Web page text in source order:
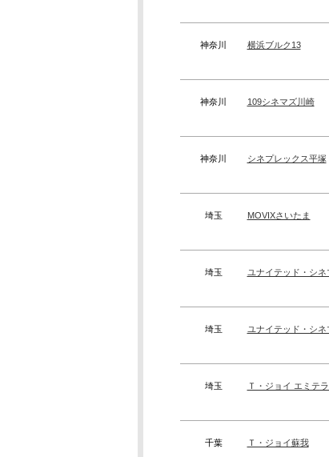
神奈川 横浜ブルク13
神奈川 109シネマズ川崎
神奈川 シネプレックス平塚
埼玉 MOVIXさいたま
埼玉 ユナイテッド・シネ
埼玉 ユナイテッド・シネ
埼玉 Ｔ・ジョイ エミテ
千葉 Ｔ・ジョイ蘇我